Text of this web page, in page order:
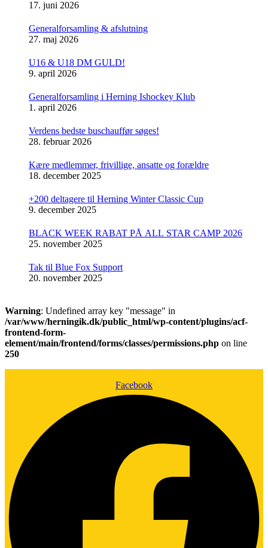
17. juni 2026
Generalforsamling & afslutning
27. maj 2026
U16 & U18 DM GULD!
9. april 2026
Generalforsamling i Herning Ishockey Klub
1. april 2026
Verdens bedste buschauffør søges!
28. februar 2026
Kære medlemmer, frivillige, ansatte og forældre
18. december 2025
+200 deltagere til Herning Winter Classic Cup
9. december 2025
BLACK WEEK RABAT PÅ ALL STAR CAMP 2026
25. november 2025
Tak til Blue Fox Support
20. november 2025
Warning: Undefined array key "message" in
/var/www/herningik.dk/public_html/wp-content/plugins/acf-
frontend-form-
element/main/frontend/forms/classes/permissions.php on line
250
Facebook